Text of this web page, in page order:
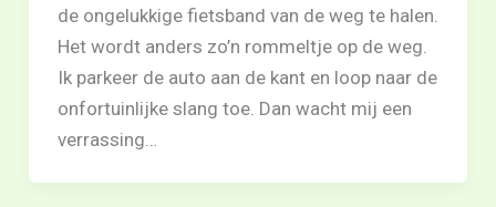
de ongelukkige fietsband van de weg te halen.
Het wordt anders zo’n rommeltje op de weg.
Ik parkeer de auto aan de kant en loop naar de
onfortuinlijke slang toe. Dan wacht mij een
verrassing…